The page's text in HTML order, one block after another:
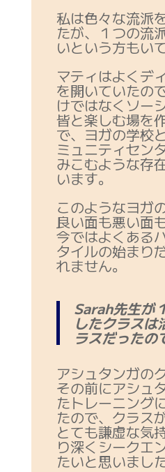
私は色々な流派
たが、１つの流
いという方もい
マティはよくデ
を開いていたの
けではなくソー
皆と楽しむ場を
で、ヨガの学校
ミュニティセン
みこむような存
います。
このようなヨガ
良い面も悪い面
今ではよくある
タイルの始まり
れません。
Sarah先生が
したクラスは
ラスだったの
アシュタンガの
その前にアシュ
たトレーニング
たので、クラス
とても謙虚な気
り深くシークエ
たいと思いました